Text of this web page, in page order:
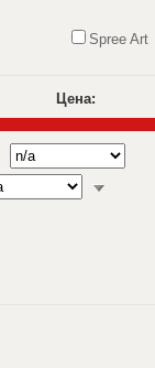
Spree Art
Цена: